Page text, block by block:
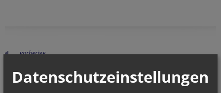
vorherige
Datenschutzeinstellungen